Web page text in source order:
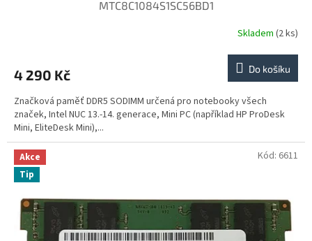
MTC8C1084S1SC56BD1
Skladem (2 ks)
4 290 Kč Do košíku
Značková paměť DDR5 SODIMM určená pro notebooky všech
značek, Intel NUC 13.-14. generace, Mini PC (například HP ProDesk
Mini, EliteDesk Mini),...
Akce
Tip
Kód: 6611